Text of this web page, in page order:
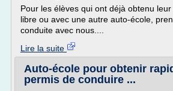
Pour les élèves qui ont déjà obtenu
libre ou avec une autre auto-école,
conduite avec nous....
Lire la suite
Auto-école pour obtenir
permis de conduire ...